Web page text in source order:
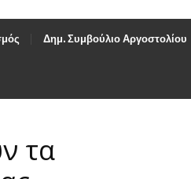
Δημ. Συμβούλιο Αργοστολίου
τα